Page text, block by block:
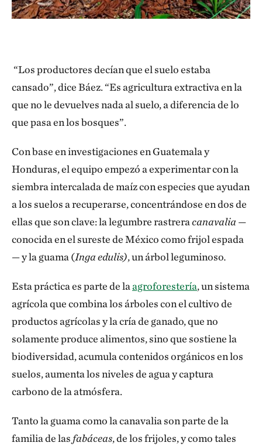
“Los productores decían que el suelo estaba
cansado”, dice Báez. “Es agricultura extractiva en la
que no le devuelves nada al suelo, a diferencia de lo
que pasa en los bosques”.
Con base en investigaciones en Guatemala y
Honduras, el equipo empezó a experimentar con la
siembra intercalada de maíz con especies que ayudan
a los suelos a recuperarse, concentrándose en dos de
ellas que son clave: la legumbre rastreracanavalia —
conocida en el sureste de México como frijol espada
— y la guama (Inga edulis), un árbol leguminoso.
Esta práctica es parte de laagroforestería, un sistema
agrícola que combina los árboles con el cultivo de
productos agrícolas y la cría de ganado, que no
solamente produce alimentos, sino que sostiene la
biodiversidad, acumula contenidos orgánicos en los
suelos, aumenta los niveles de agua y captura
carbono de la atmósfera.
Tanto la guama como la canavalia son parte de la
familia de las fabáceas, de los frijoles, y como tales